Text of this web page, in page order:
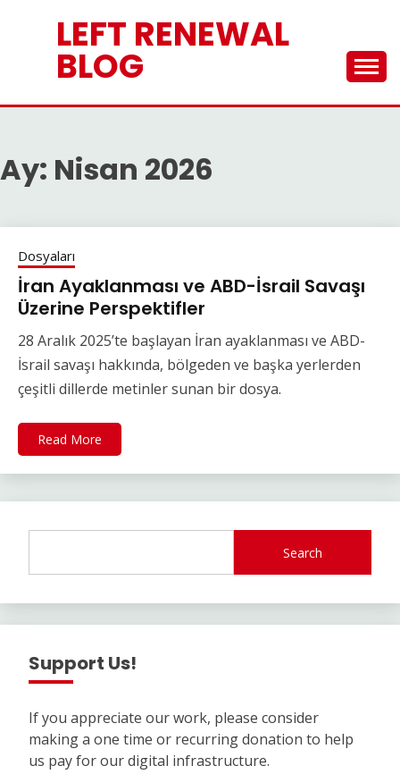
LEFT RENEWAL
BLOG
Ay: Nisan 2026
Dosyaları
İran Ayaklanması ve ABD-İsrail Savaşı
Üzerine Perspektifler
28 Aralık 2025’te başlayan İran ayaklanması ve ABD-
İsrail savaşı hakkında, bölgeden ve başka yerlerden
çeşitli dillerde metinler sunan bir dosya.
Read More
Search
Support Us!
If you appreciate our work, please consider
making a one time or recurring donation to help
us pay for our digital infrastructure.